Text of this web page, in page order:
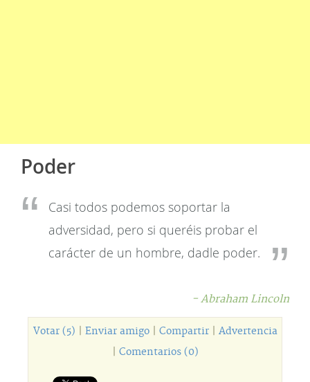
Poder
Casi todos podemos soportar la
adversidad, pero si queréis probar el
carácter de un hombre, dadle poder.
- Abraham Lincoln
Votar (5) Enviar amigo| Compartir| Advertencia
Comentarios (0)